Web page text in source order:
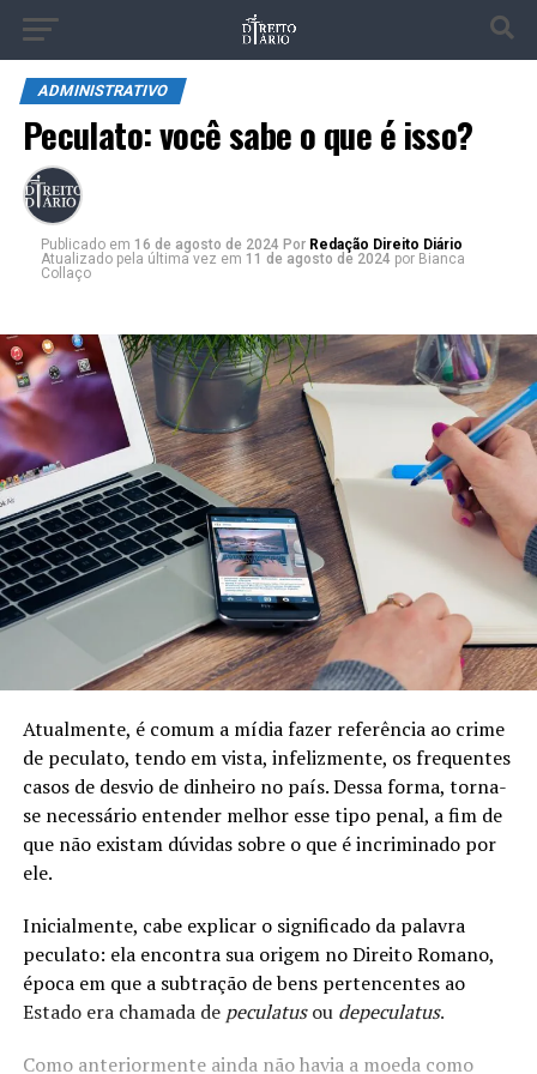
ADMINISTRATIVO
Peculato: você sabe o que é isso?
Publicado em 16 de agosto de 2024 Por Redação Direito Diário
Atualizado pela última vez em 11 de agosto de 2024 por Bianca
Collaço
Atualmente, é comum a mídia fazer referência ao crime
de peculato, tendo em vista, infelizmente, os frequentes
casos de desvio de dinheiro no país. Dessa forma, torna-
se necessário entender melhor esse tipo penal, a fim de
que não existam dúvidas sobre o que é incriminado por
ele.
Inicialmente, cabe explicar o significado da palavra
peculato: ela encontra sua origem no Direito Romano,
época em que a subtração de bens pertencentes ao
Estado era chamada de peculatusou depeculatus.
Como anteriormente ainda não havia a moeda como